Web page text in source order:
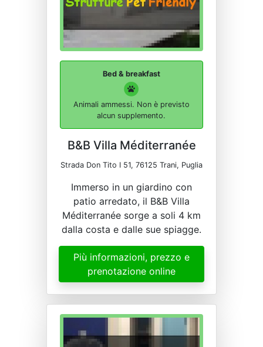
Bed & breakfast
Animali ammessi. Non è previsto
alcun supplemento.
B&B Villa Méditerranée
Strada Don Tito I 51, 76125 Trani, Puglia
Immerso in un giardino con
patio arredato, il B&B Villa
Méditerranée sorge a soli 4 km
dalla costa e dalle sue spiagge.
Più informazioni, prezzo e
prenotazione online